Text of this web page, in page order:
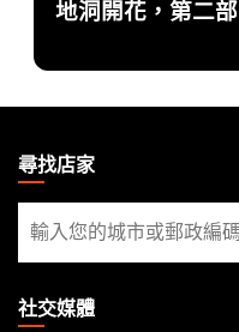
地洞開花，第二部
THE
GATHERING
FOOTER
尋找店家
尋
找
家
社交媒體